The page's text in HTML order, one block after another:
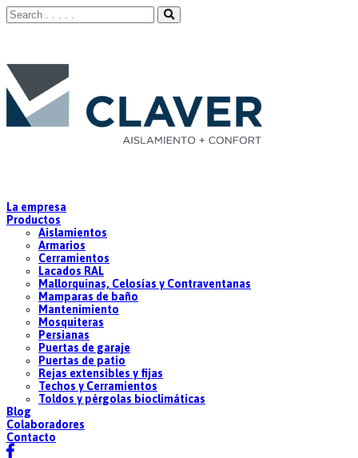
La empresa
Productos
Aislamientos
Armarios
Cerramientos
Lacados RAL
Mallorquinas, Celosías y Contraventanas
Mamparas de baño
Mantenimiento
Mosquiteras
Persianas
Puertas de garaje
Puertas de patio
Rejas extensibles y fijas
Techos y Cerramientos
Toldos y pérgolas bioclimáticas
Blog
Colaboradores
Contacto